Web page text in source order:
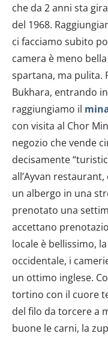
che da 2 anni sta
del 1968.
ci facciamo subito
camera è meno
spartana, ma pulita.
Bukhara, entrando
raggiungiamo il
con visita al Chor
negozio che vende
decisamente
all’Ayvan
un albergo in una
prenotato una
accettano
locale è bellissimo,
occidentale, i
un ottimo inglese.
tortino con il cuore
del filo da torcere a
buone le carni, la